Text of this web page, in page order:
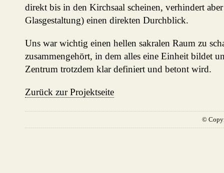
direkt bis in den Kirchsaal scheinen, verhindert
Glasgestaltung) einen direkten Durchblick.
Uns war wichtig einen hellen sakralen Raum zu
zusammengehört, in dem alles eine Einheit bildet
Zentrum trotzdem klar definiert und betont wird.
Zurück zur Projektseite
©